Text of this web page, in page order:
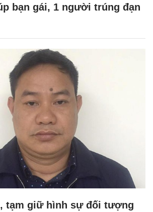
bạn gái, 1 người trúng đạn
tạm giữ hình sự đối tượng